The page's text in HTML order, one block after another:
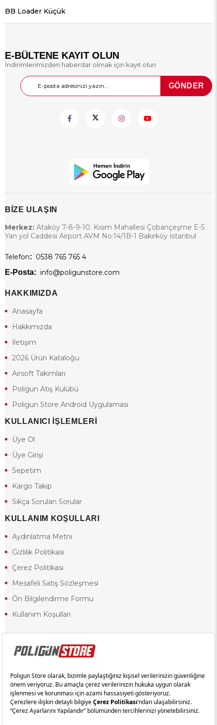
BB Loader Küçük
E-BÜLTENE KAYIT OLUN
İndirimlerimizden haberdar olmak için kayıt olun
GÖNDER
BİZE ULAŞIN
Merkez: Ataköy 7-8-9-10. Kısım Mahallesi Çobançeşme E-5
Yan yol Caddesi Airport AVM No:14/1B-1 Bakırköy İstanbul
Telefon: 0538 765 765 4
E-Posta: info@poligunstore.com
HAKKIMIZDA
Anasayfa
Hakkımızda
İletişim
2026 Ürün Kataloğu
Airsoft Takımları
Poligun Atış Kulübü
Poligun Store Android Uygulaması
KULLANICI İŞLEMLERİ
Üye Ol
Üye Girişi
Sepetim
Kargo Takip
Sıkça Sorulan Sorular
KULLANIM KOŞULLARI
Aydınlatma Metni
Gizlilik Politikası
Çerez Politikası
Mesafeli Satış Sözleşmesi
Ön Bilgilendirme Formu
Kullanım Koşulları
18 yaşından küçük olduğunuz halde siteye girerseniz ve mesafeli satış
kısıtlamalardan dolayı oluşabilecek herhangi bir durumda doğacak yasal
sorumluluk ve yükümlülükler tamamen tarafınıza ait olacak ve cezai
Yasa gereği 18 yaşından küçük olanların sitemizi görüntülemesi ve
alışveriş yapmaları yasaktır. Konuyla ilgili olarak site kullanım
sözleşmemimizi okuyabilirsiniz.